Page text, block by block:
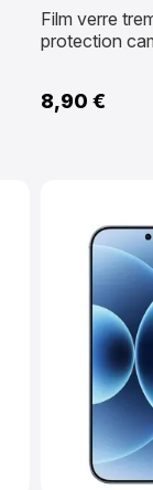
Film verre
protection
8,90 €